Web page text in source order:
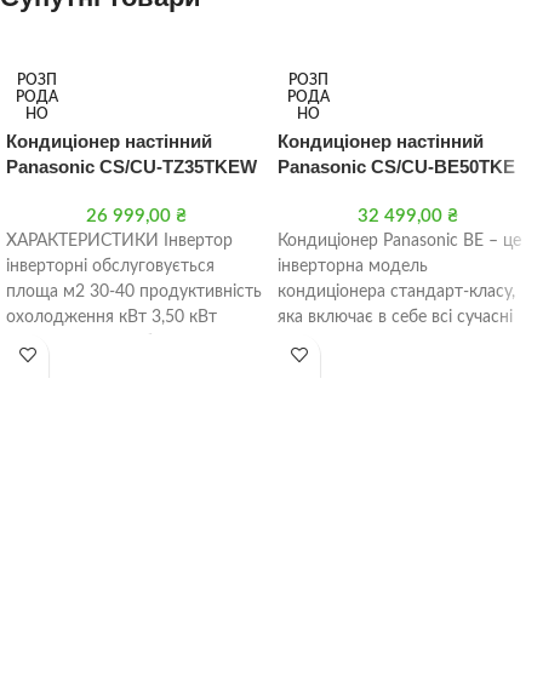
РОЗП
РОДА
НО
Кондиціонер настінний
Panasonic CS/CU-TZ35TKEW
26 999,00 ₴
ХАРАКТЕРИСТИКИ Інвертор
інверторні обслуговується
площа м2 30-40 продуктивність
охолодження кВт 3,50 кВт
РОЗП
РОДА
НО
Кондиціонер настінний
Panasonic CS/CU-BE50TKE
32 499,00 ₴
Кондиціонер Panasonic BE – це
інверторна модель
кондиціонера стандарт-класу,
яка включає в себе всі сучасні